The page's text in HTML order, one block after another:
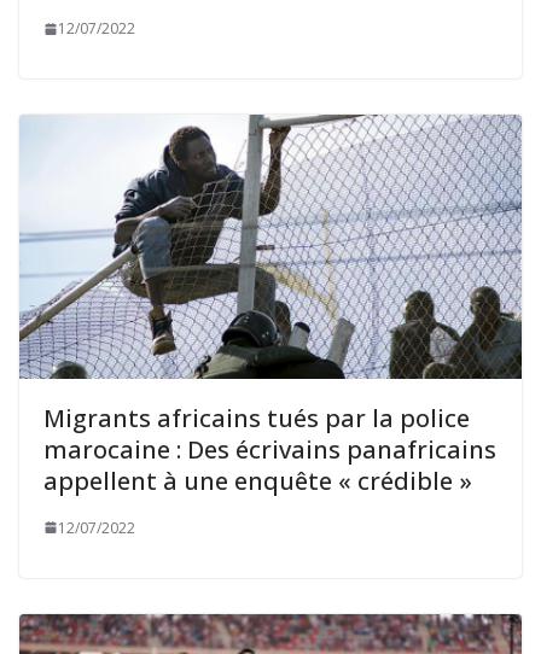
12/07/2022
Migrants africains tués par la police
marocaine : Des écrivains panafricains
appellent à une enquête « crédible »
12/07/2022